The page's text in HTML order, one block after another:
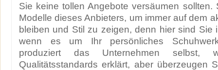
Sie keine tollen Angebote versäumen sollten.
Modelle dieses Anbieters, um immer auf dem
bleiben und Stil zu zeigen, denn hier sind Sie
wenn es um Ihr persönliches
produziert das Unternehmen selbst,
Qualitätsstandards erklärt, aber überzeugen